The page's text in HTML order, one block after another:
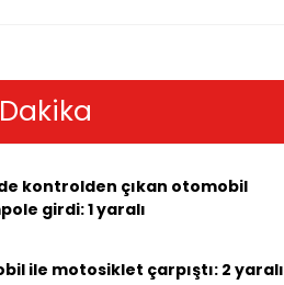
kontrolden çıkan otomobil
girdi: 1 yaralı
ile motosiklet çarpıştı: 2 yaralı